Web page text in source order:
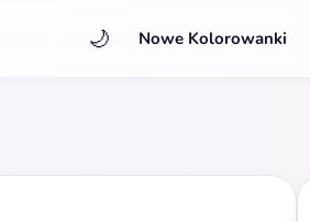
🌙 Nowe Kolorowanki